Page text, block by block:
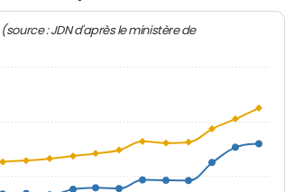
(source : JDN d'après le ministère de